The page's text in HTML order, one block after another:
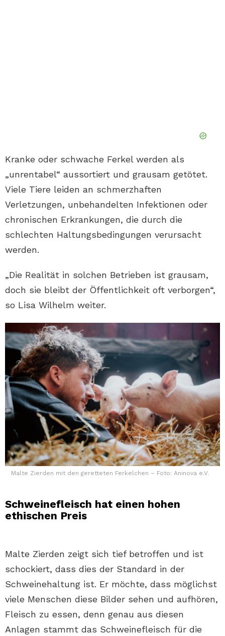
Kranke oder schwache Ferkel werden als
„unrentabel“ aussortiert und grausam getötet.
Viele Tiere leiden an schmerzhaften
Verletzungen, unbehandelten Infektionen oder
chronischen Erkrankungen, die durch die
schlechten Haltungsbedingungen verursacht
werden.
„Die Realität in solchen Betrieben ist grausam,
doch sie bleibt der Öffentlichkeit oft verborgen“,
so Lisa Wilhelm weiter.
Malte Zierden mit den geretteten Ferkelchen – Foto: Aninova e.V.
Schweinefleisch hat einen hohen
ethischen Preis
Malte Zierden zeigt sich tief betroffen und ist
schockiert, dass dies der Standard in der
Schweinehaltung ist. Er möchte, dass möglichst
viele Menschen diese Bilder sehen und aufhören,
Fleisch zu essen, denn genau aus diesen
Anlagen stammt das Schweinefleisch für die